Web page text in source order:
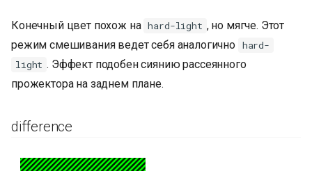
Конечный цвет похож на hard-light , но мягче. Этот
режим смешивания ведет себя аналогично hard-
light . Эффект подобен сиянию рассеянного
прожектора на заднем плане.
difference